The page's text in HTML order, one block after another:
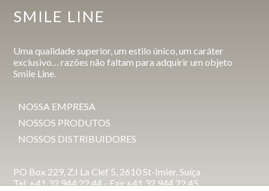
SMILE LINE
Uma qualidade superior, um estilo único, um caráter
exclusivo… razões não faltam para adquirir um objeto
Smile Line.
NOSSA EMPRESA
NOSSOS PRODUTOS
NOSSOS DISTRIBUIDORES
PO Box 229, Z.I La Clef 5, 2610 St-Imier, Suíça
Tel. +41 32 944 22 44 - Fax +41 32 944 22 45